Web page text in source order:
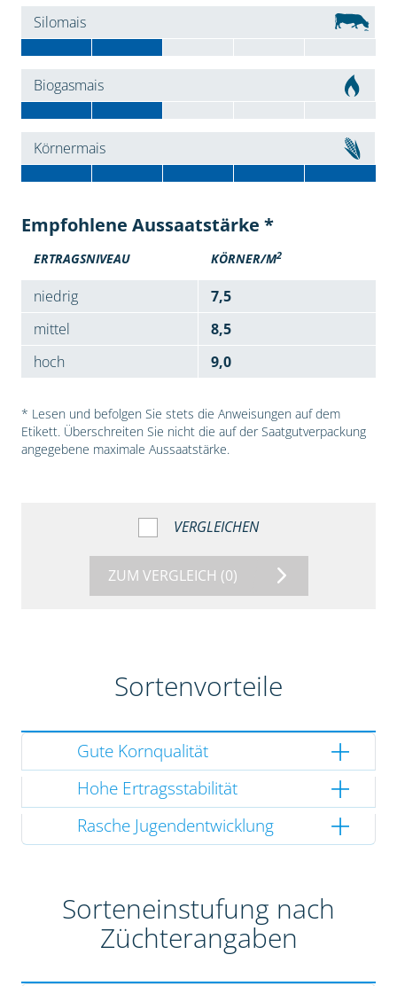
Silomais
Biogasmais
Körnermais
Empfohlene Aussaatstärke *
ERTRAGSNIVEAU KÖRNER/M2
niedrig
7,5
mittel
8,5
hoch
9,0
* Lesen und befolgen Sie stets die Anweisungen auf dem
Etikett. Überschreiten Sie nicht die auf der Saatgutverpackung
angegebene maximale Aussaatstärke.
VERGLEICHEN
ZUM VERGLEICH (0)
Sortenvorteile
Gute Kornqualität
Hohe Ertragsstabilität
Rasche Jugendentwicklung
Sorteneinstufung nach
Züchterangaben